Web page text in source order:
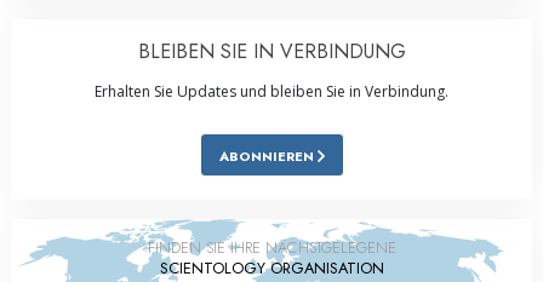
BLEIBEN SIE IN VERBINDUNG
Erhalten Sie Updates und bleiben Sie in Verbindung.
ABONNIEREN
FINDEN SIE IHRE NÄCHSTGELEGENE
SCIENTOLOGY ORGANISATION